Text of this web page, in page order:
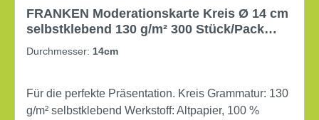
FRANKEN Moderationskarte Kreis Ø 14 cm
selbstklebend 130 g/m² 300 Stück/Pack
farbig sortiert
Durchmesser: 14cm
Für die perfekte Präsentation. Kreis Grammatur: 130
g/m² selbstklebend Werkstoff: Altpapier, 100 %